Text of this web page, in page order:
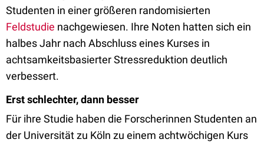
Studenten in einer größeren randomisierten
Feldstudie nachgewiesen. Ihre Noten hatten sich ein
halbes Jahr nach Abschluss eines Kurses in
achtsamkeitsbasierter Stressreduktion deutlich
verbessert.
Erst schlechter, dann besser
Für ihre Studie haben die Forscherinnen Studenten an
der Universität zu Köln zu einem achtwöchigen Kurs